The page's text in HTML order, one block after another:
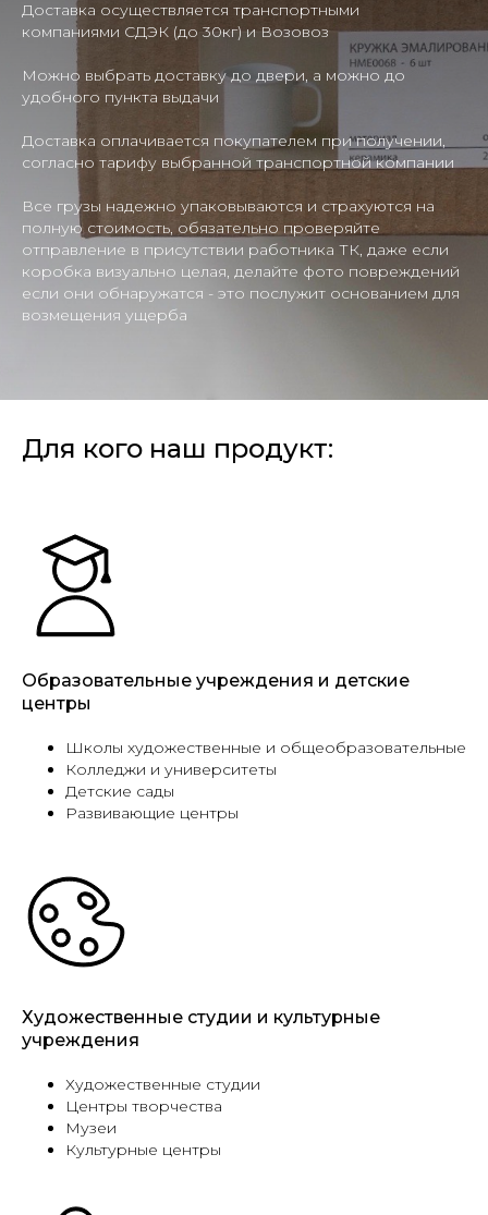
Доставка осуществляется транспортными
компаниями СДЭК (до 30кг) и Возовоз
Можно выбрать доставку до двери, а можно до
удобного пункта выдачи
Доставка оплачивается покупателем при получении,
согласно тарифу выбранной транспортной компании
Все грузы надежно упаковываются и страхуются на
полную стоимость, обязательно проверяйте
отправление в присутствии работника ТК, даже если
коробка визуально целая, делайте фото повреждений
если они обнаружатся - это послужит основанием для
возмещения ущерба
Для кого наш продукт:
Образовательные учреждения и детские
центры
Школы художественные и общеобразовательные
Колледжи и университеты
Детские сады
Развивающие центры
Художественные студии и культурные
учреждения
Художественные студии
Центры творчества
Музеи
Культурные центры